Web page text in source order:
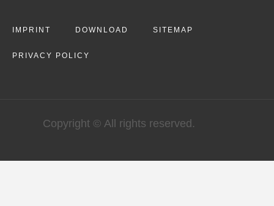
IMPRINT DOWNLOAD SITEMAP
PRIVACY POLICY
Copyright © All rights reserved.